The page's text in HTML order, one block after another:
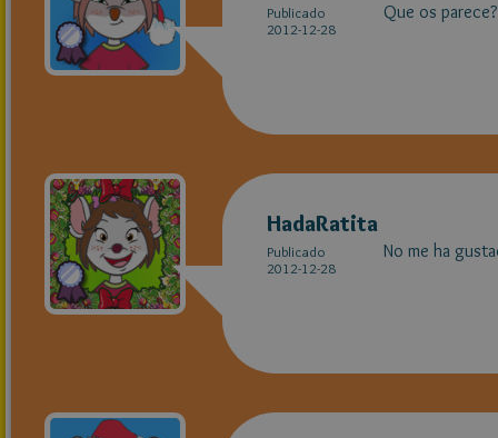
Publicado
2012-12-28
Que os parece?
HadaRatita
Publicado
2012-12-28
No me ha